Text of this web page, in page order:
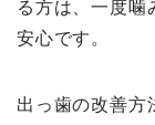
る方は、一度噛
安心です。
出っ歯の改善方